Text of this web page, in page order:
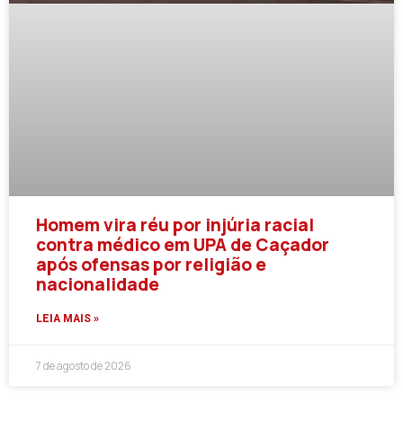
Homem vira réu por injúria racial
contra médico em UPA de Caçador
após ofensas por religião e
nacionalidade
LEIA MAIS »
7 de agosto de 2026